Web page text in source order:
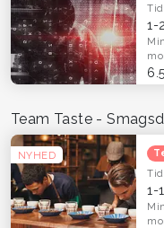
Tid
1-
NYHED
Team Taste -
Tid
1-